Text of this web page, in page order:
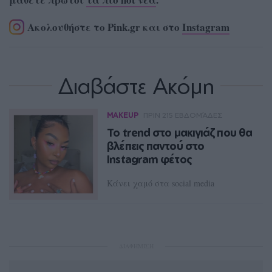
Ακολουθήστε το Pink.gr και στο Instagram
Διαβάστε Ακόμη
MAKEUP
Το trend στο μακιγιάζ που θα
βλέπεις παντού στο
Instagram φέτος
Κάνει χαμό στα social media